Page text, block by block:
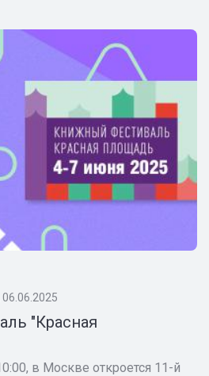
"Красная
в Москве откроется 11-й